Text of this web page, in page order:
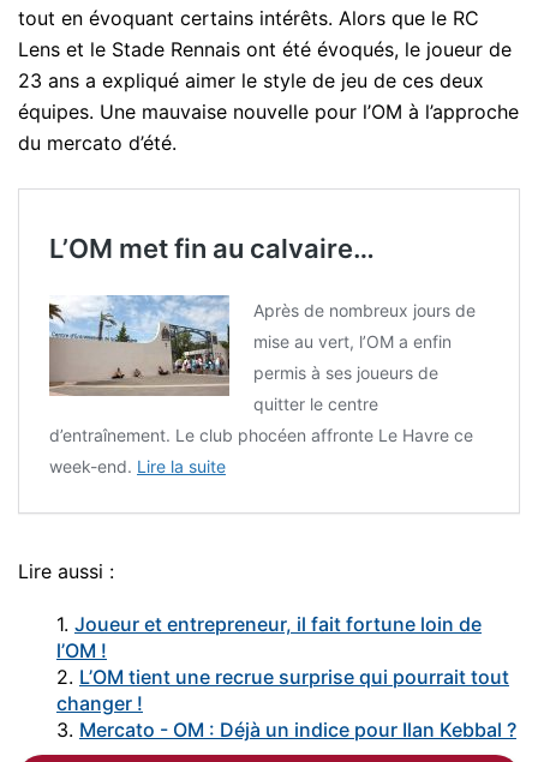
tout en évoquant certains intérêts. Alors que le RC
Lens et le Stade Rennais ont été évoqués, le joueur de
23 ans a expliqué aimer le style de jeu de ces deux
équipes. Une mauvaise nouvelle pour l’OM à l’approche
du mercato d’été.
L’OM met fin au calvaire…
Après de nombreux jours de
mise au vert, l’OM a enfin
permis à ses joueurs de
quitter le centre
d’entraînement. Le club phocéen affronte Le Havre ce
week-end. Lire la suite
Lire aussi :
1. Joueur et entrepreneur, il fait fortune loin de
l’OM !
2. L’OM tient une recrue surprise qui pourrait tout
changer !
3. Mercato - OM : Déjà un indice pour Ilan Kebbal ?